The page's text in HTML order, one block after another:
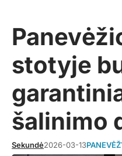
stotyje
šalinimo
Sekundė2026-03-13